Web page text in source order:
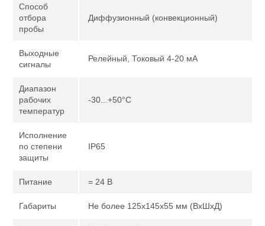
Способ
отбора
пробы
Диффузионный (конвекционный)
Выходные
сигналы
Релейный, Токовый 4-20 мА
Диапазон
рабочих
температур
-30...+50°С
Исполнение
по степени
защиты
IP65
Питание = 24 В
Габариты Не более 125х145х55 мм (ВхШхД)